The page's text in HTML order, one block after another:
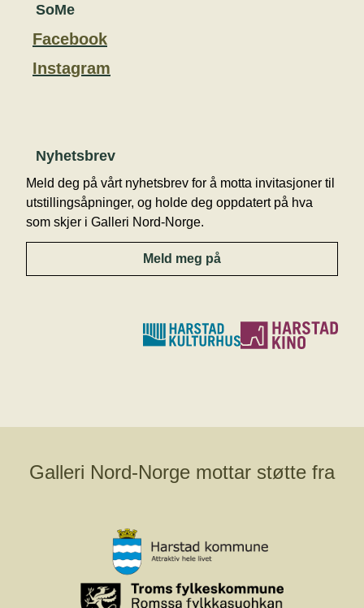
SoMe
Facebook
Instagram
Nyhetsbrev
Meld deg på vårt nyhetsbrev for å motta invitasjoner til
utstillingsåpninger, og holde deg oppdatert på hva
som skjer i Galleri Nord-Norge.
Meld meg på
Galleri Nord-Norge mottar støtte fra